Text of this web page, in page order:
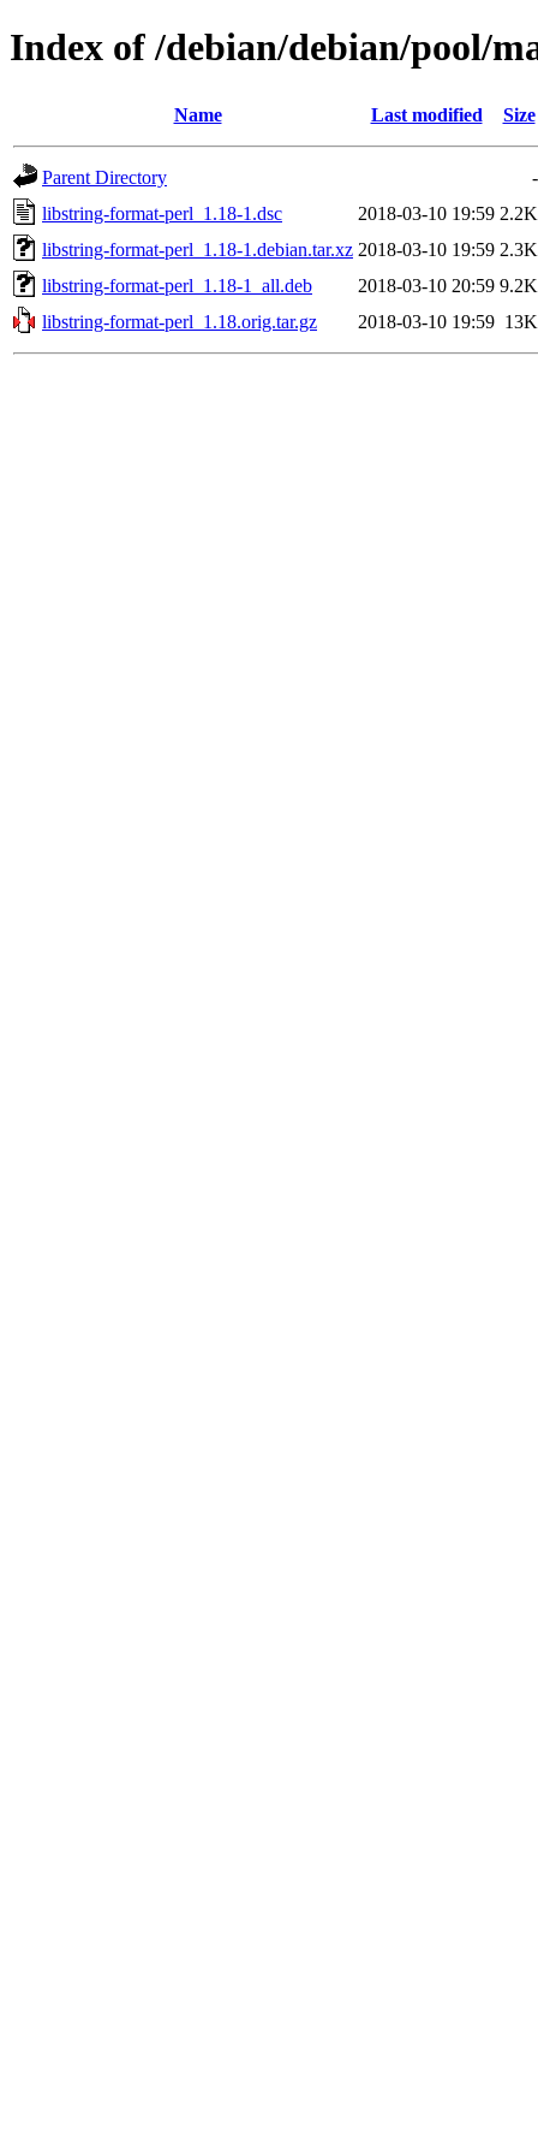
Index of /debian/debian/pool/
Name Last modified Size
Parent Directory
-
libstring-format-perl_1.18-1.dsc
2018-03-10 19:59 2.2K
libstring-format-perl_1.18-1.debian.tar.xz 2018-03-10 19:59 2.3K
libstring-format-perl_1.18-1_all.deb
2018-03-10 20:59 9.2K
libstring-format-perl_1.18.orig.tar.gz
2018-03-10 19:59 13K